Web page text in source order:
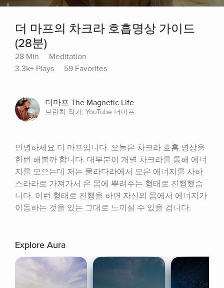
더 마프의 차크라 호흡명상 가이드
(28분)
28 Min
Meditation
3.3k+ Plays
59 Favorites
더마프 The Magnetic Life
브런치 작가, YouTube 더마프
안녕하세요 더 마프입니다. 오늘은 차크라 호흡 명상을
한번 해볼까 합니다. 대부분이 개별 차크라를 통해 에너
지를 모으는데 저는 물라다라에서 모은 에너지를 사하
스라라로 가져가서 온 몸에 뿌려주는 형태로 진행했습
니다. 이런 형태로 진행을 하면 자신의 몸에서 에너지가
이동하는 것을 있는 그대로 느끼실 수 있을 겁니다.
Explore Aura